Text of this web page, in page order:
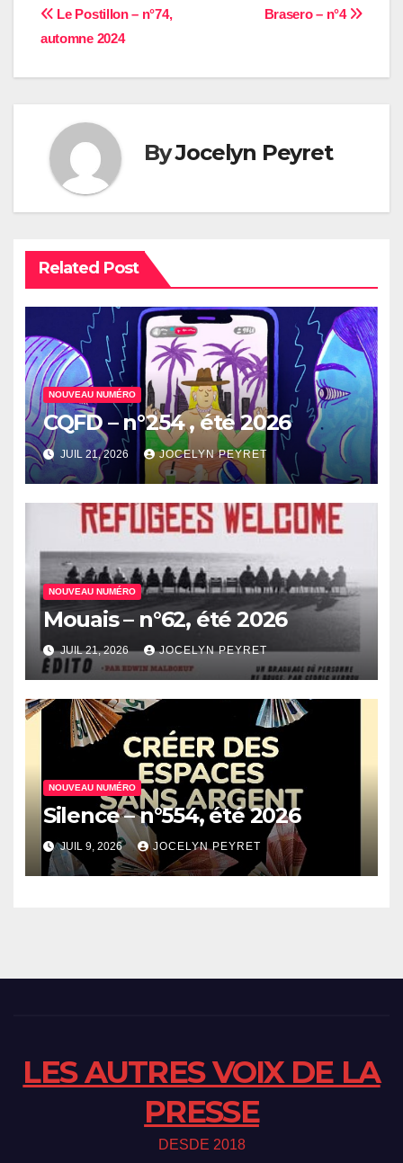
Navigation
Brasero – n°4
Le Postillon – n°74,
automne 2024
ByJocelyn Peyret
Related Post
NOUVEAU NUMÉRO
CQFD – n°254 , été 2026
JUIL 21, 2026 JOCELYN PEYRET
NOUVEAU NUMÉRO
Mouais – n°62, été 2026
JUIL 21, 2026 JOCELYN PEYRET
NOUVEAU NUMÉRO
Silence – n°554, été 2026
JUIL 9, 2026 JOCELYN PEYRET
LES AUTRES VOIX DE LA
PRESSE
DESDE 2018